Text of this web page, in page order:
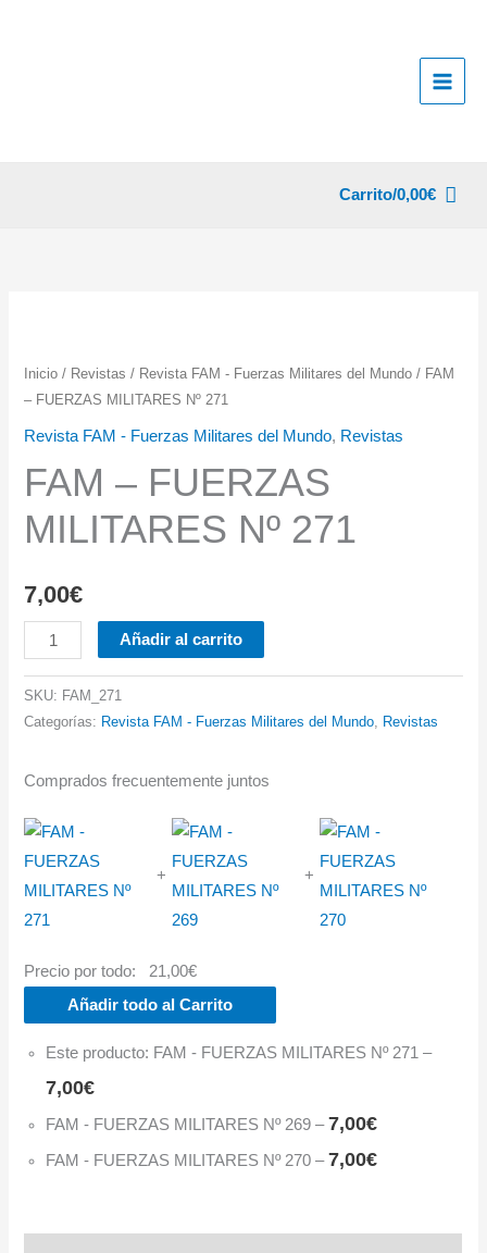
Carrito/0,00€
Inicio / Revistas / Revista FAM - Fuerzas Militares del Mundo / FAM
– FUERZAS MILITARES Nº 271
Revista FAM - Fuerzas Militares del Mundo, Revistas
FAM – FUERZAS
MILITARES Nº 271
7,00€
FAM
-
FUERZAS
MILITARES
271
Añadir al carrito
SKU: FAM_271
Categorías: Revista FAM - Fuerzas Militares del Mundo, Revistas
Comprados frecuentemente juntos
+ +
Precio por todo: 21,00€
Añadir todo al Carrito
Este producto: FAM - FUERZAS MILITARES Nº 271–
7,00€
FAM - FUERZAS MILITARES Nº 269–7,00€
FAM - FUERZAS MILITARES Nº 270–7,00€